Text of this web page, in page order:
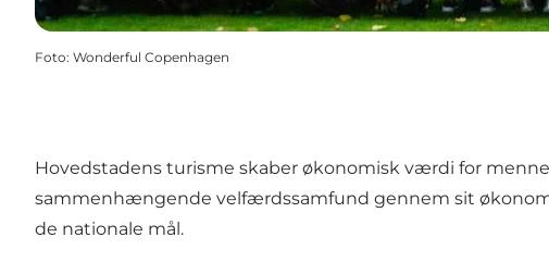
Foto: Wonderful Copenhagen
Hovedstadens turisme skaber økonomisk værdi for
sammenhængende velfærdssamfund gennem sit
de nationale mål.